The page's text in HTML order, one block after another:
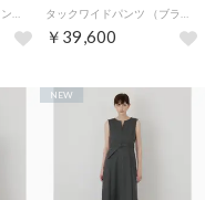
￥39,600
NEW